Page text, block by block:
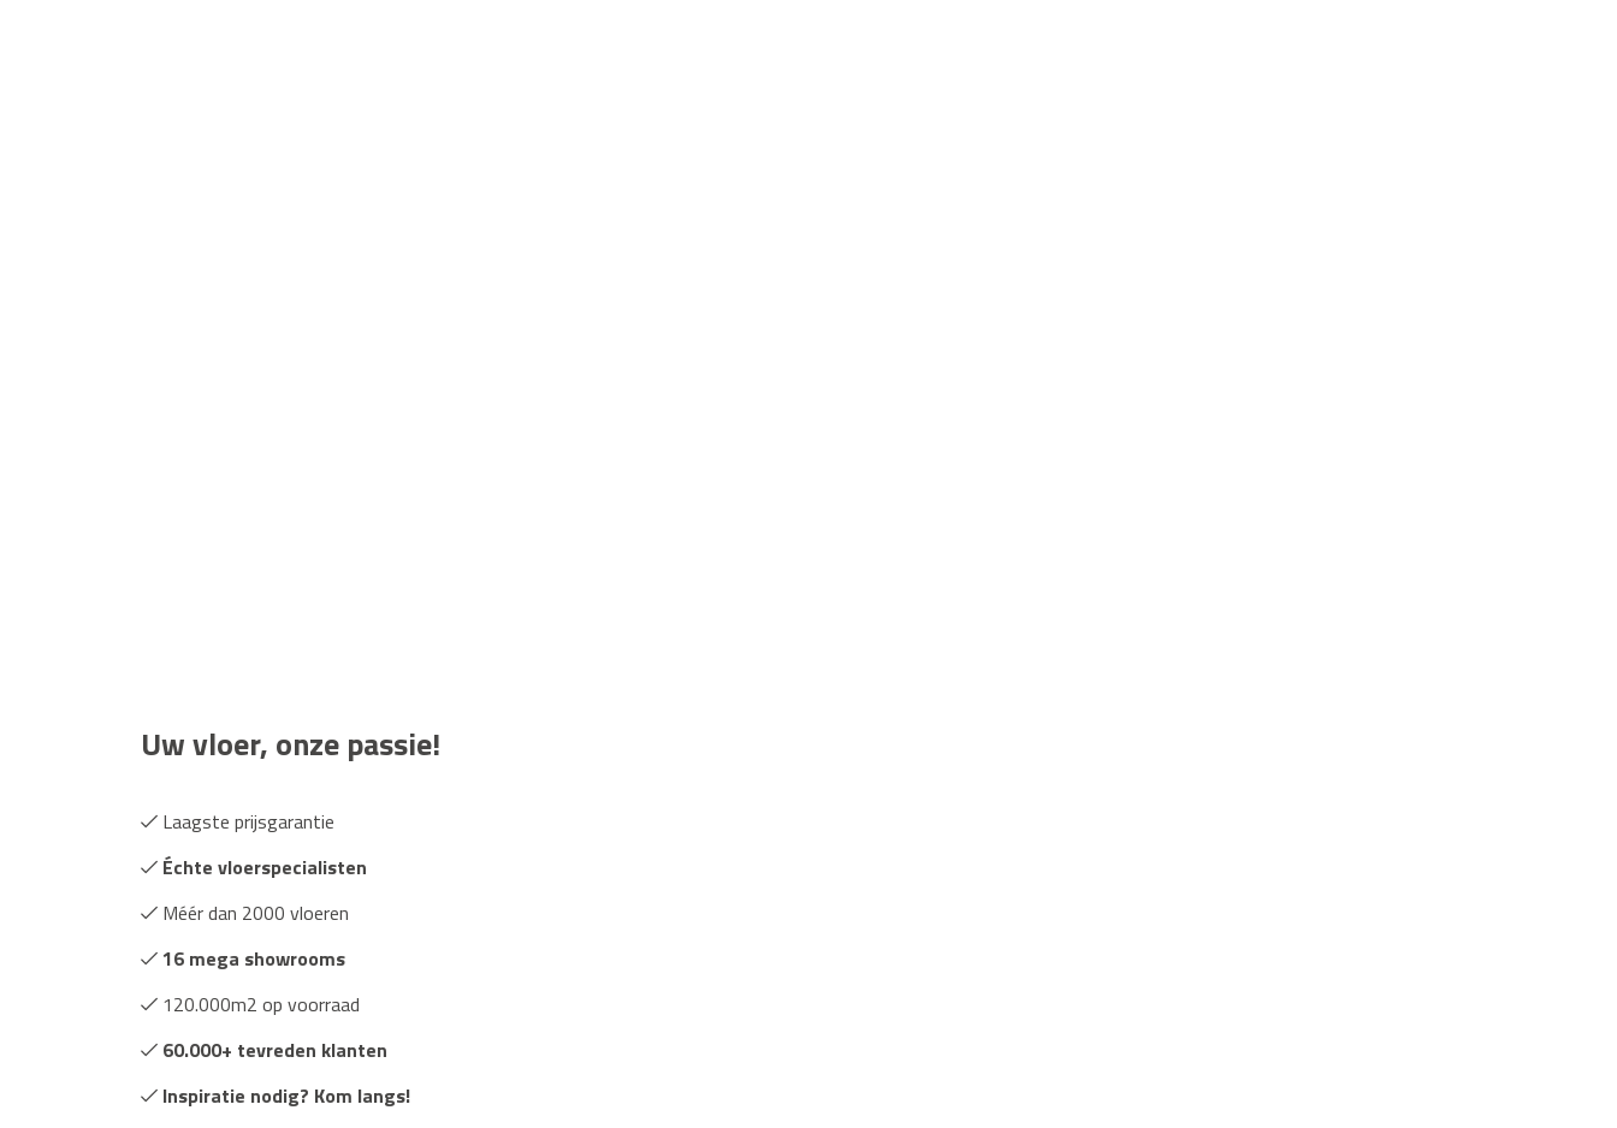
Uw vloer, onze passie!
Laagste prijsgarantie
Échte vloerspecialisten
Méér dan 2000 vloeren
16 mega showrooms
120.000m2 op voorraad
60.000+ tevreden klanten
Inspiratie nodig? Kom langs!